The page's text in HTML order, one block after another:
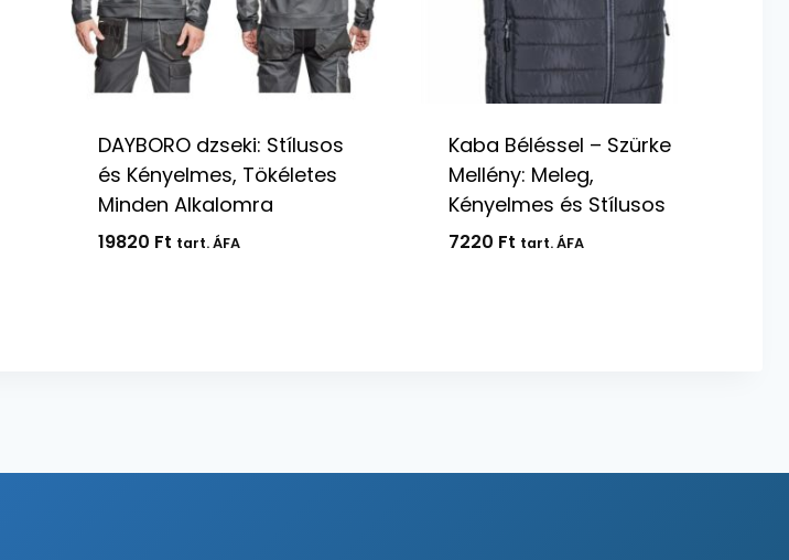
DAYBORO dzseki: Stílusos
és Kényelmes, Tökéletes
Minden Alkalomra
19820 Ft tart. ÁFA
Kaba Béléssel – Szürke
Mellény: Meleg,
Kényelmes és Stílusos
7220 Ft tart. ÁFA